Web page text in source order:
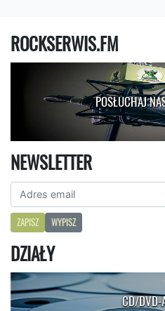
ROCKSERWIS.FM
POSŁUCHAJ
NEWSLETTER
ZAPISZ WYPISZ
DZIAŁY
CD/DVD-